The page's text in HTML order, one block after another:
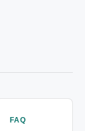
FAQ